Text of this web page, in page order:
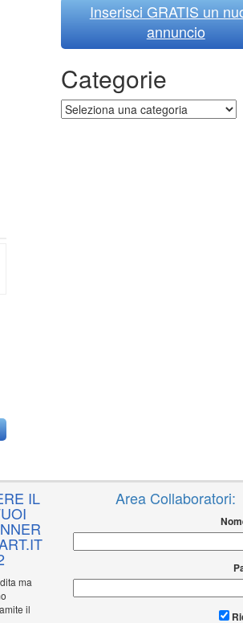
Inserisci GRATIS un
annuncio
Categorie
Categorie
IL
ma
il
Area Collaboratori: